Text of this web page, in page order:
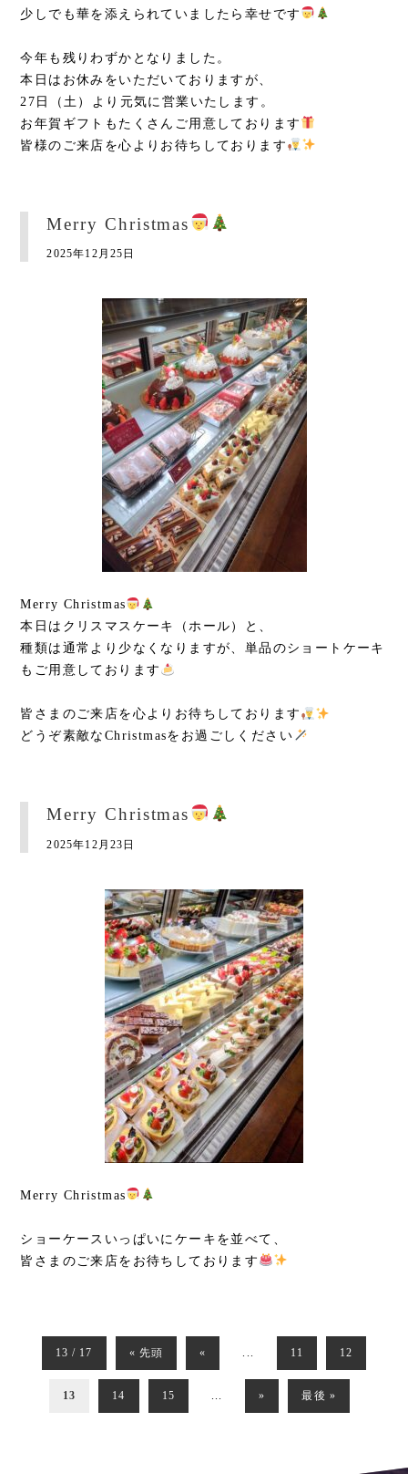
少しでも華を添えられていましたら幸せです
今年も残りわずかとなりました。
本日はお休みをいただいておりますが、
27日（土）より元気に営業いたします。
お年賀ギフトもたくさんご用意しております
皆様のご来店を心よりお待ちしております
Merry Christmas
2025年12月25日
Merry Christmas
本日はクリスマスケーキ（ホール）と、
種類は通常より少なくなりますが、単品のショートケーキ
もご用意しております
皆さまのご来店を心よりお待ちしております
どうぞ素敵なChristmasをお過ごしください
Merry Christmas
2025年12月23日
Merry Christmas
ショーケースいっぱいにケーキを並べて、
皆さまのご来店をお待ちしております
13 / 17 « 先頭 « 11 12
13 14 15 » 最後 »